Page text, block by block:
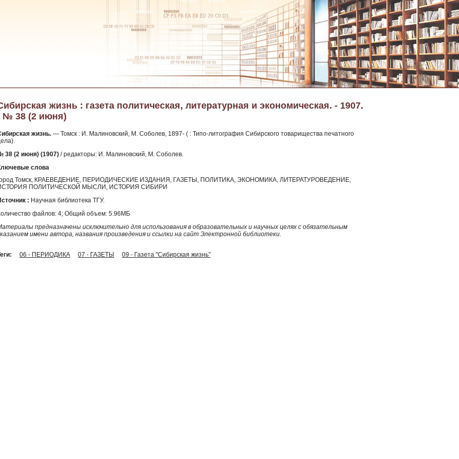
жизнь : газета политическая, литературная и экономическая. - 1907.
№ 38 (2 июня)
жизнь. — Томск : И. Малиновский, М. Соболев, 1897- ( : Типо-литография Сибирского товарищества печатного
38 (2 июня) (1907) / редакторы: И. Малиновский, М. Соболев.
слова
Томск, КРАЕВЕДЕНИЕ, ПЕРИОДИЧЕСКИЕ ИЗДАНИЯ, ГАЗЕТЫ, ПОЛИТИКА, ЭКОНОМИКА, ЛИТЕРАТУРОВЕДЕНИЕ,
ПОЛИТИЧЕСКОЙ МЫСЛИ, ИСТОРИЯ СИБИРИ
: Научная библиотека ТГУ.
файлов: 4; Общий объем: 5.96МБ
предназначены исключительно для использования в образовательных и научных целях с обязательным
имени автора, названия произведения и ссылки на сайт Электронной библиотеки.
06 - ПЕРИОДИКА 07 - ГАЗЕТЫ 09 - Газета "Сибирская жизнь"